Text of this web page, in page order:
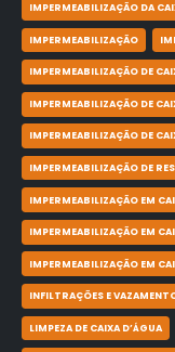
IMPERMEABILIZAÇÃO DA
IMPERMEABILIZAÇÃO
IMPERMEABILIZAÇÃO DE
IMPERMEABILIZAÇÃO DE
IMPERMEABILIZAÇÃO DE
IMPERMEABILIZAÇÃO DE
IMPERMEABILIZAÇÃO EM
IMPERMEABILIZAÇÃO EM
IMPERMEABILIZAÇÃO EM
INFILTRAÇÕES E
LIMPEZA DE CAIXA D’ÁGUA